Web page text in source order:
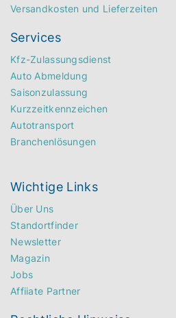
Versandkosten und Lieferzeiten
Services
Kfz-Zulassungsdienst
Auto Abmeldung
Saisonzulassung
Kurzzeitkennzeichen
Autotransport
Branchenlösungen
Wichtige Links
Über Uns
Standortfinder
Newsletter
Magazin
Jobs
Affiiate Partner